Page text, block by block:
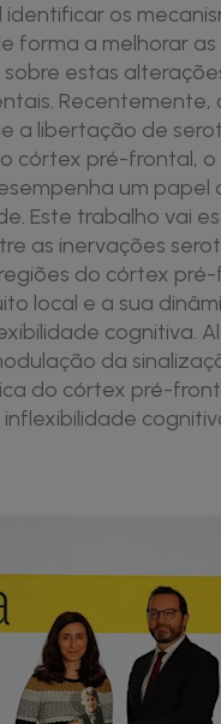
os
forma a melhorar
estas
Recentemente,
a libertação de
córtex pré-frontal,
um
Este trabalho vai
as inervações
do córtex
local e a sua
cognitiva.
da
do córtex pré-